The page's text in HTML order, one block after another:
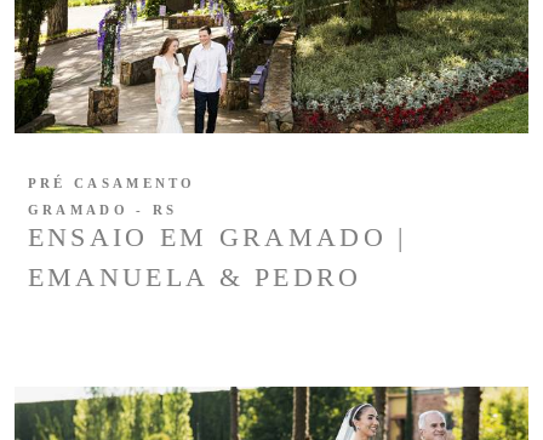
ENSAIO EM GRAMADO |
EMANUELA & PEDRO
PRÉ CASAMENTO
GRAMADO - RS